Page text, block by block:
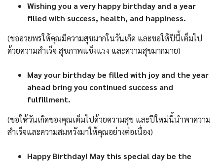
Wishing you a very happy birthday and a year
filled with success, health, and happiness.
(ขออวยพรให้คุณมีความสุขมากในวันเกิด และขอให้ปีนี้เต็มไป
ด้วยความสำเร็จ สุขภาพแข็งแรง และความสุขมากมาย)
May your birthday be filled with joy and the year
ahead bring you continued success and
fulfillment.
(ขอให้วันเกิดของคุณเต็มไปด้วยความสุข และปีใหม่นี้นำพาความ
สำเร็จและความสมหวังมาให้คุณอย่างต่อเนื่อง)
Happy Birthday! May this special day be the